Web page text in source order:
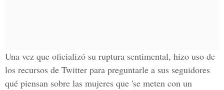
Una vez que oficializó su ruptura sentimental, hizo uso de
los recursos de Twitter para preguntarle a sus seguidores
qué piensan sobre las mujeres que 'se meten con un